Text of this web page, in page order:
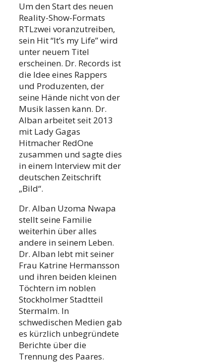
Um den Start des neuen
Reality-Show-Formats
RTLzwei voranzutreiben,
sein Hit “It’s my Life” wird
unter neuem Titel
erscheinen. Dr. Records ist
die Idee eines Rappers
und Produzenten, der
seine Hände nicht von der
Musik lassen kann. Dr.
Alban arbeitet seit 2013
mit Lady Gagas
Hitmacher RedOne
zusammen und sagte dies
in einem Interview mit der
deutschen Zeitschrift
„Bild“.
Dr. Alban Uzoma Nwapa
stellt seine Familie
weiterhin über alles
andere in seinem Leben.
Dr. Alban lebt mit seiner
Frau Katrine Hermansson
und ihren beiden kleinen
Töchtern im noblen
Stockholmer Stadtteil
Stermalm. In
schwedischen Medien gab
es kürzlich unbegründete
Berichte über die
Trennung des Paares.